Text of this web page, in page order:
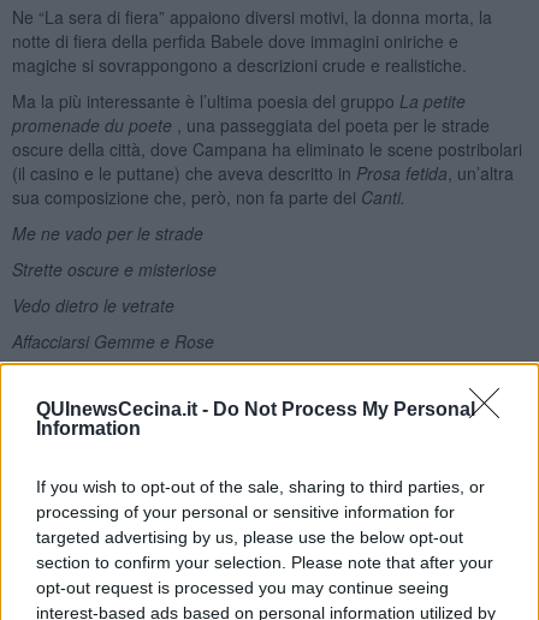
QUInewsCecina.it - Do Not Process My Personal
Information
If you wish to opt-out of the sale, sharing to third parties, or
processing of your personal or sensitive information for
targeted advertising by us, please use the below opt-out
section to confirm your selection. Please note that after your
opt-out request is processed you may continue seeing
interest-based ads based on personal information utilized by
Ne “La sera di fiera” appaiono diversi motivi, la donna morta, la
notte di fiera della perfida Babele dove immagini oniriche e
magiche si sovrappongono a descrizioni crude e realistiche.
Ma la più interessante è l’ultima poesia del gruppo La petite
promenade du poete
, una passeggiata del poeta per le strade
oscure della città, dove Campana ha eliminato le scene postribolari
(il casino e le puttane) che aveva descritto in Prosa fetida , un’altra
sua composizione che, però, non fa parte dei Canti.
Me ne vado per le strade
Strette oscure e misteriose
Vedo dietro le vetrate
Affacciarsi Gemme e Rose
C’è chi scende brancolando
Stan le ciane[3]commentando.
In Prosa fetida
Dove dietro le vetrate
Se ne stanno Gemme e Rose